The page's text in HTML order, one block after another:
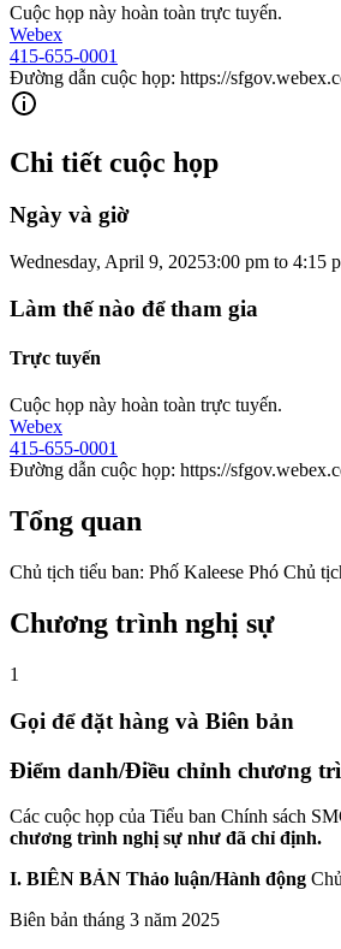
Cuộc họp này hoàn toàn trực tuyến.
Webex
415-655-0001
Đường dẫn cuộc họp: https://
Chi tiết cuộc họp
Ngày và giờ
Wednesday, April 9, 20253:00 pm to 4:15
Làm thế nào để tham gia
Trực tuyến
Cuộc họp này hoàn toàn trực tuyến.
Webex
415-655-0001
Đường dẫn cuộc họp: https://
Tổng quan
Chủ tịch tiểu ban: Phố Kaleese Phó Chủ
Chương trình nghị sự
1
Gọi để đặt hàng và Biên bản
Điểm danh/Điều chỉnh chương
Các cuộc họp của Tiểu ban Chính sách
chương trình nghị sự như đã chỉ định.
I. BIÊN BẢN Thảo luận/Hành động
Biên bản tháng 3 năm 2025